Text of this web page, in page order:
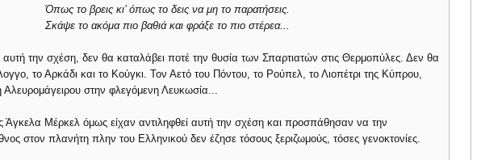
Όπως το βρεις κι’ όπως το δεις να μη το παρατήσεις.
Σκάψε το ακόμα πιο βαθιά και φράξε το πιο στέρεα...
αυτή την σχέση, δεν θα καταλάβει ποτέ την θυσία των Σπαρτιατών στις Θερμοπύλες. Δεν θα
το Αρκάδι και το Κούγκι. Τον Αετό του Πόντου, το Ρούπελ, το Λιοπέτρι της Κύπρου,
Αλευρομάγειρου στην φλεγόμενη Λευκωσία...
Άγκελα Μέρκελ όμως είχαν αντιληφθεί αυτή την σχέση και προσπάθησαν να την
στον πλανήτη πλην του Ελληνικού δεν έζησε τόσους ξεριζωμούς, τόσες γενοκτονίες.